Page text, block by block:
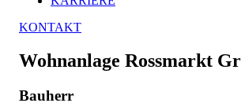
KONTAKT
Wohnanlage Rossmarkt
Bauherr